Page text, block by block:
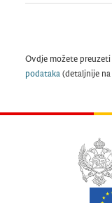
Ovdje možete preuzeti
podataka (detaljnije na